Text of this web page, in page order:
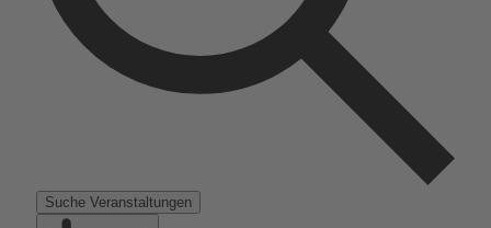
Suche Veranstaltungen